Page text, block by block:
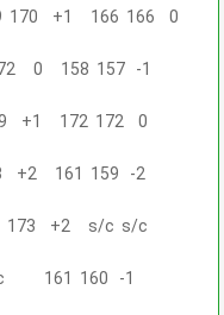
170 +1 166 166 0
0 158 157 -1
+1 172 172 0
+2 161 159 -2
173 +2 s/c s/c
161 160 -1